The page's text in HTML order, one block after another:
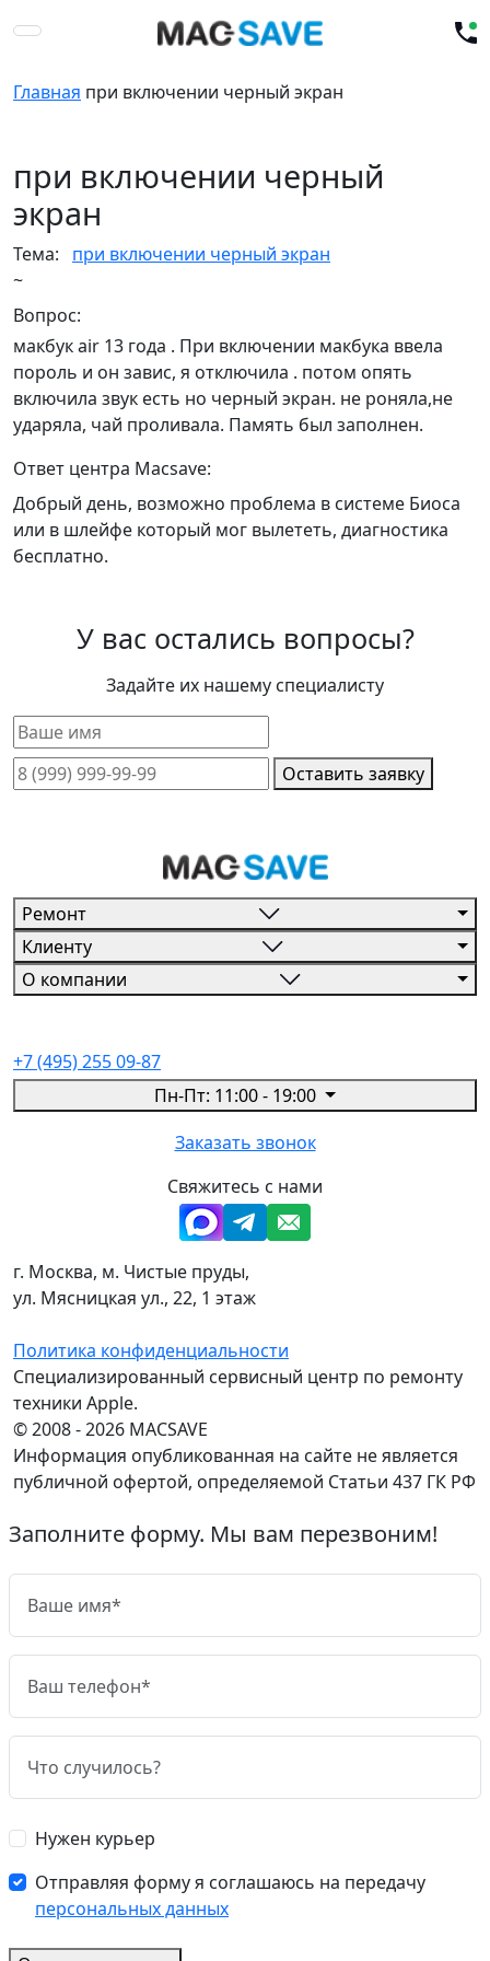
Главная при включении черный экран
при включении черный
экран
Тема:
при включении черный экран
~
Вопрос:
макбук air 13 года . При включении макбука ввела
пороль и он завис, я отключила . потом опять
включила звук есть но черный экран. не роняла,не
ударяла, чай проливала. Память был заполнен.
Ответ центра Macsave:
Добрый день, возможно проблема в системе Биоса
или в шлейфе который мог вылететь, диагностика
бесплатно.
У вас остались вопросы?
Задайте их нашему специалисту
Оставить заявку
Ремонт
Клиенту
О компании
+7 (495) 255 09-87
Пн-Пт: 11:00 - 19:00
Заказать звонок
Свяжитесь с нами
г. Москва, м. Чистые пруды,
ул. Мясницкая ул., 22, 1 этаж
Политика конфиденциальности
Специализированный сервисный центр по ремонту
техники Apple.
© 2008 - 2026 MACSAVE
Информация опубликованная на сайте не является
публичной офертой, определяемой Статьи 437 ГК РФ
Заполните форму. Мы вам перезвоним!
Нужен курьер
Отправляя форму я соглашаюсь на передачу
персональных данных